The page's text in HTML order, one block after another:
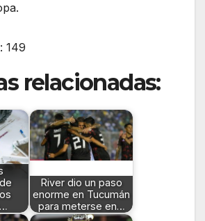
149
relacionadas:
River dio un paso
enorme en Tucumán
para meterse en…